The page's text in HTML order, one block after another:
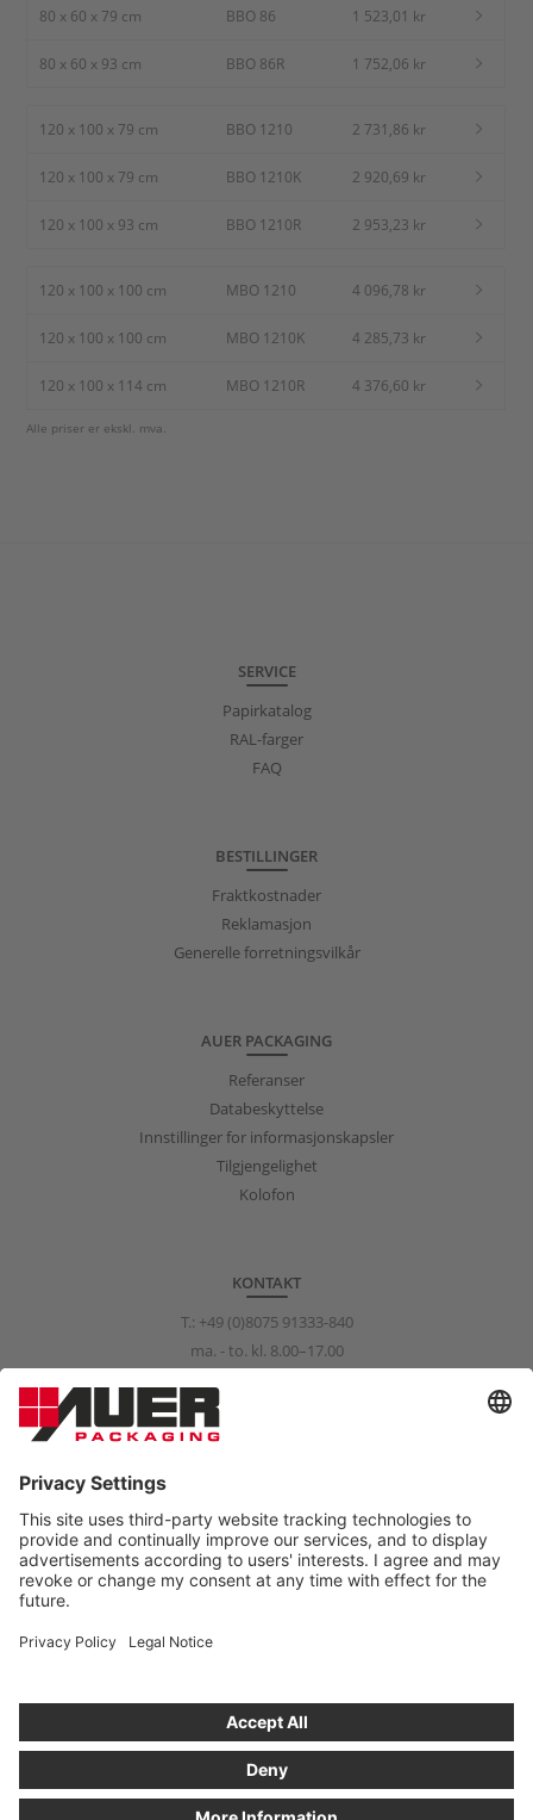
80 x 60 x 79 cm BBO 86 1 523,01 kr
80 x 60 x 93 cm BBO 86R 1 752,06 kr
120 x 100 x 79 cm BBO 1210 2 731,86 kr
120 x 100 x 79 cm BBO 1210K 2 920,69 kr
120 x 100 x 93 cm BBO 1210R 2 953,23 kr
120 x 100 x 100 cm MBO 1210 4 096,78 kr
120 x 100 x 100 cm MBO 1210K 4 285,73 kr
120 x 100 x 114 cm MBO 1210R 4 376,60 kr
Alle priser er ekskl. mva.
SERVICE
Papirkatalog
RAL-farger
FAQ
BESTILLINGER
Fraktkostnader
Reklamasjon
Generelle forretningsvilkår
AUER PACKAGING
Referanser
Databeskyttelse
Innstillinger for informasjonskapsler
Tilgjengelighet
Kolofon
KONTAKT
T.: +49 (0)8075 91333-840
ma. - to. kl. 8.00–17.00
info@auer-packaging.com
Du kjøper nå som bedriftskunde. I butikken for privatkunder er alle
priser inkl. mva, og den lovbestemte angreretten på 14 dager